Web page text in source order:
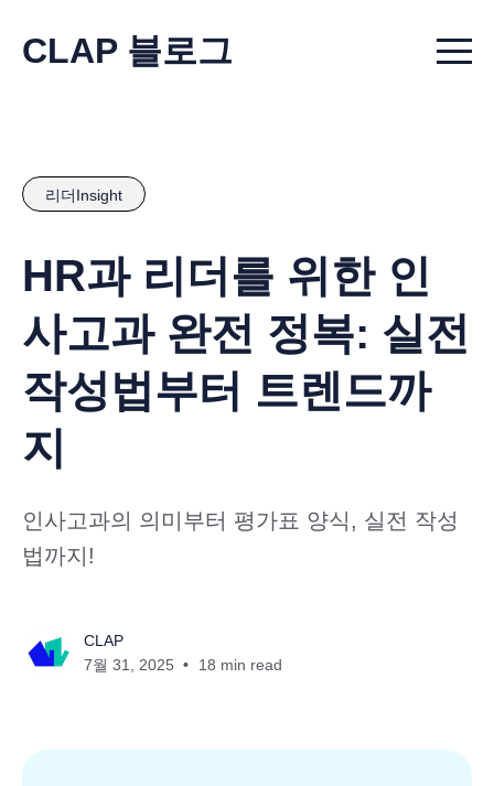
CLAP 블로그 Menu
리더Insight
HR과 리더를 위한 인
사고과 완전 정복: 실전
작성법부터 트렌드까
지
인사고과의 의미부터 평가표 양식, 실전 작성
법까지!
CLAP
7월 31, 2025
18 min read